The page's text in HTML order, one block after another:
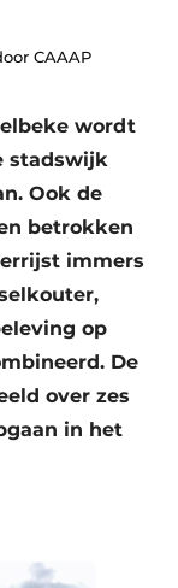
CAAAP
wordt
stadswijk
Ook de
betrokken
immers
op
De
over zes
in het